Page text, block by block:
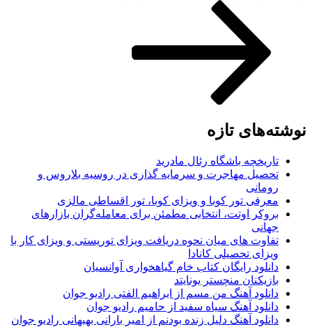
نوشته‌های تازه
تاریخچه باشگاه رئال مادرید
تحصیل مهاجرت و سرمایه گذاری در روسیه بلاروس و
رومانی
معرفی تور کوبا و ویزای کوبا، تور اقساطی مالزی
بروکر اوتت، انتخابی مطمئن برای معامله‌گران بازارهای
جهانی
تفاوت های میان نحوه دریافت ویزای توریستی و ویزای کار با
ویزای تحصیلی کانادا
دانلود رایگان کتاب خام گیاهخواری آوانسیان
بازیکنان منچستر یونایتد
دانلود آهنگ من مسم از ابراهیم الفتی رادیو جوان
دانلود آهنگ سیاه سفید از حامیم رادیو جوان
دانلود آهنگ دلیل زنده بودنم از امیر بارانی بهبهانی رادیو جوان